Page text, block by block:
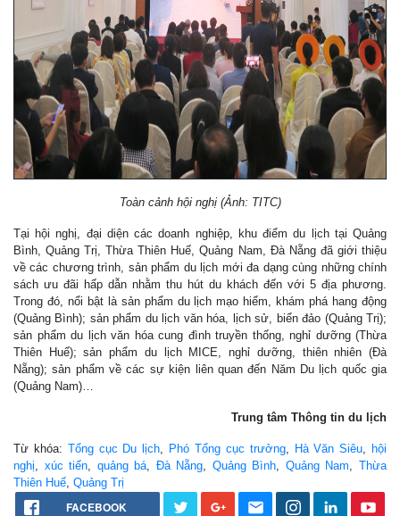
Toàn cảnh hội nghị (Ảnh: TITC)
Tại hội nghị, đại diện các doanh nghiệp, khu điểm du lịch tại Quảng
Bình, Quảng Trị, Thừa Thiên Huế, Quảng Nam, Đà Nẵng đã giới thiệu
về các chương trình, sản phẩm du lịch mới đa dạng cùng những chính
sách ưu đãi hấp dẫn nhằm thu hút du khách đến với 5 địa phương.
Trong đó, nổi bật là sản phẩm du lịch mạo hiểm, khám phá hang động
(Quảng Bình); sản phẩm du lịch văn hóa, lịch sử, biển đảo (Quảng Trị);
sản phẩm du lịch văn hóa cung đình truyền thống, nghỉ dưỡng (Thừa
Thiên Huế); sản phẩm du lịch MICE, nghỉ dưỡng, thiên nhiên (Đà
Nẵng); sản phẩm về các sự kiện liên quan đến Năm Du lịch quốc gia
(Quảng Nam)…
Trung tâm Thông tin du lịch
Từ khóa: Tổng cục Du lịch Phó Tổng cục trưởng, Hà Văn Siêu
hội
nghị
xúc tiến quảng bá Đà Nẵng Quảng Bình Quảng Nam ,Thừa
Thiên Huế Quảng Trị
FACEBOOK